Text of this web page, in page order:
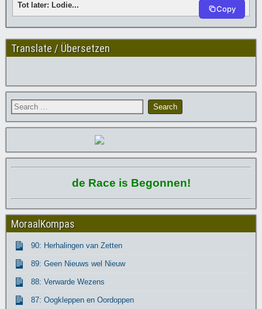
Tot later: Lodie... Copy
Translate / Übersetzen
de Race is Begonnen!
MoraalKompas
90: Herhalingen van Zetten
89: Geen Nieuws wel Nieuw
88: Verwarde Wezens
87: Oogkleppen en Oordoppen